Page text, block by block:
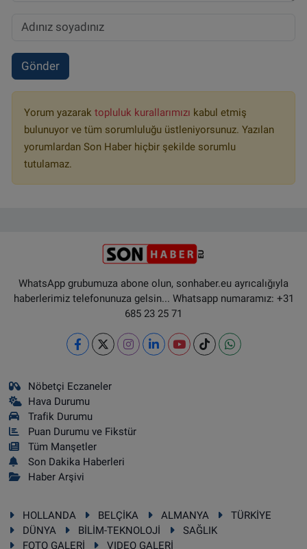
Gönder
Yorum yazarak topluluk kurallarımızı kabul etmiş
bulunuyor ve tüm sorumluluğu üstleniyorsunuz. Yazılan
yorumlardan Son Haber hiçbir şekilde sorumlu
tutulamaz.
WhatsApp grubumuza abone olun, sonhaber.eu ayrıcalığıyla
haberlerimiz telefonunuza gelsin... Whatsapp numaramız: +31
685 23 25 71
Nöbetçi Eczaneler
Hava Durumu
Trafik Durumu
Puan Durumu ve Fikstür
Tüm Manşetler
Son Dakika Haberleri
Haber Arşivi
HOLLANDA BELÇİKA ALMANYA
TÜRKİYE
DÜNYA
BİLİM-TEKNOLOJİ
SAĞLIK
FOTO GALERİ
VIDEO GALERİ